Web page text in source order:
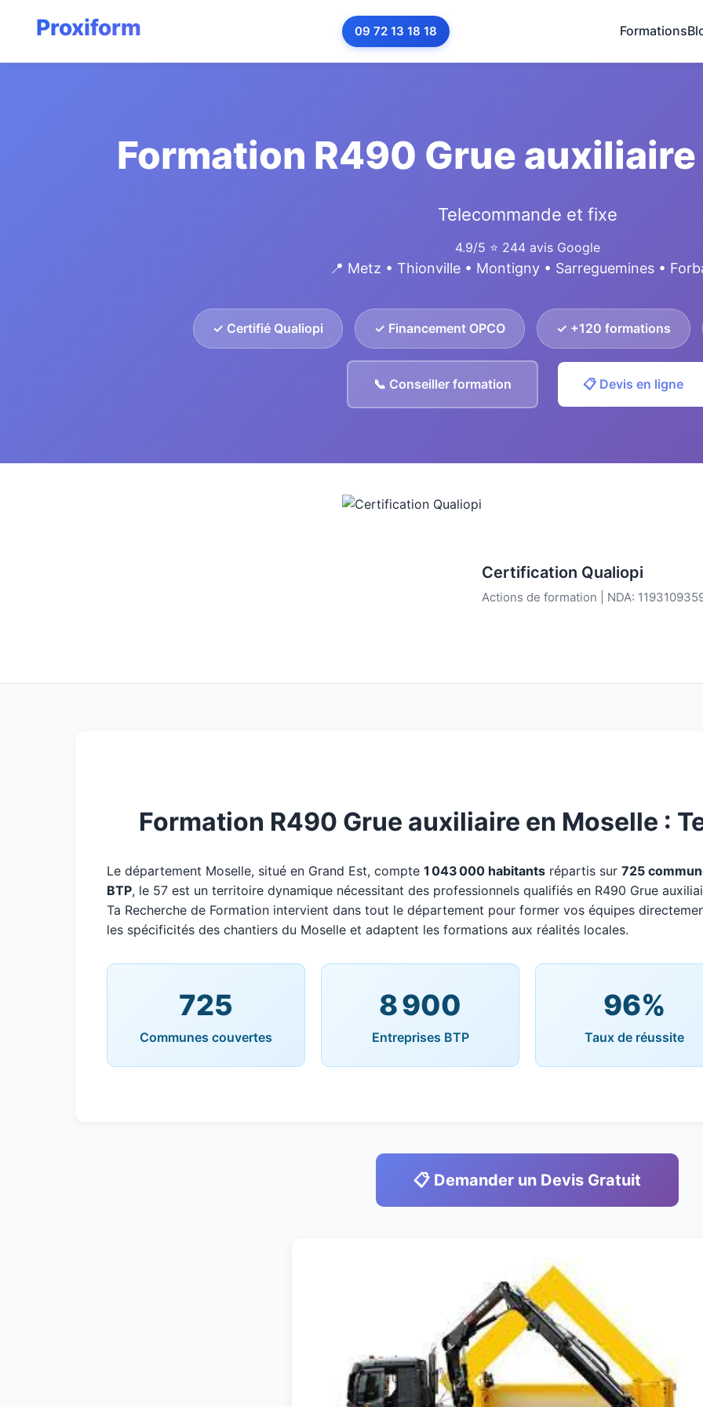
09 72 13 18 18 Formations
Formation R490 Grue
Telecommande et fixe
4.9/5 ⭐ 244 avis Google
📍 Metz • Thionville • Montigny • Sarreguemines •
✓ Certifié Qualiopi ✓ Financement OPCO ✓ +120 formations
📞 Conseiller formation 📋 Devis en ligne
Certification Qualiopi
Actions de formation | NDA:
Formation R490 Grue auxiliaire en Moselle :
Le département Moselle, situé en Grand Est, compte 1 043 000 habitants répartis sur 725
BTP, le 57 est un territoire dynamique nécessitant des professionnels qualifiés en R490 Grue
Ta Recherche de Formation intervient dans tout le département pour former vos équipes
les spécificités des chantiers du Moselle et adaptent les formations aux réalités locales.
725
Communes couvertes
8 900
Entreprises BTP
96%
Taux de réussite
📋 Demander un Devis Gratuit